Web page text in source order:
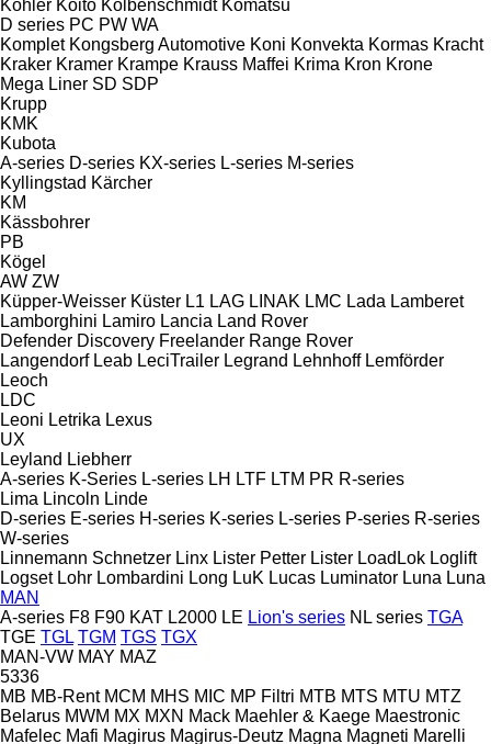
Kohler Koito Kolbenschmidt Komatsu
D series PC PW WA
Komplet Kongsberg Automotive Koni Konvekta Kormas Kracht
Kraker Kramer Krampe Krauss Maffei Krima Kron Krone
Mega Liner SD SDP
Krupp
KMK
Kubota
A-series D-series KX-series L-series M-series
Kyllingstad Kärcher
KM
Kässbohrer
PB
Kögel
AW ZW
Küpper-Weisser Küster L1 LAG LINAK LMC Lada Lamberet
Lamborghini Lamiro Lancia Land Rover
Defender Discovery Freelander Range Rover
Langendorf Leab LeciTrailer Legrand Lehnhoff Lemförder
Leoch
LDC
Leoni Letrika Lexus
UX
Leyland Liebherr
A-series K-Series L-series LH LTF LTM PR R-series
Lima Lincoln Linde
D-series E-series H-series K-series L-series P-series R-series
W-series
Linnemann Schnetzer Linx Lister Petter Lister LoadLok Loglift
Logset Lohr Lombardini Long LuK Lucas Luminator Luna Luna
MAN
A-series F8 F90 KAT L2000 LE Lion's series NL series TGA
TGE TGL TGM TGS TGX
MAN-VW MAY MAZ
5336
MB MB-Rent MCM MHS MIC MP Filtri MTB MTS MTU MTZ
Belarus MWM MX MXN Mack Maehler & Kaege Maestronic
Mafelec Mafi Magirus Magirus-Deutz Magna Magneti Marelli